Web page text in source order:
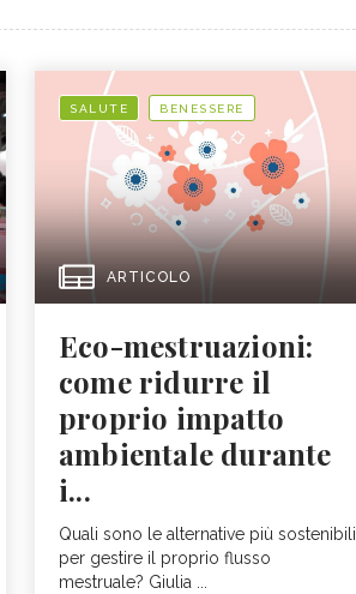
SALUTE BENESSERE
ARTICOLO
Eco-mestruazioni:
come ridurre il
proprio impatto
ambientale durante
i...
Quali sono le alternative più sostenibili
per gestire il proprio flusso
mestruale? Giulia ...